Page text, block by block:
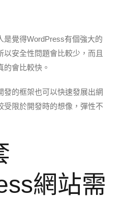
是覺得WordPress有個強大的
安全性問題會比較少，而且
的會比較快。
發的框架也可以快速發展出網
受限於開發時的想像，彈性不
網站需